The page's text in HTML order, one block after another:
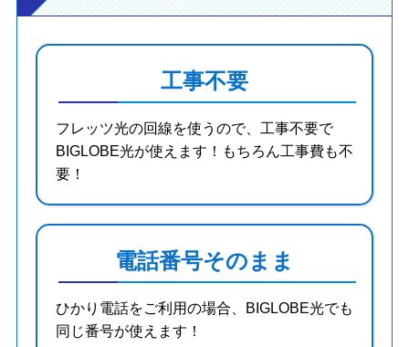
工事不要
フレッツ光の回線を使うので、工事不要で
BIGLOBE光が使えます！もちろん工事費も不
要！
電話番号そのまま
ひかり電話をご利用の場合、BIGLOBE光でも
同じ番号が使えます！